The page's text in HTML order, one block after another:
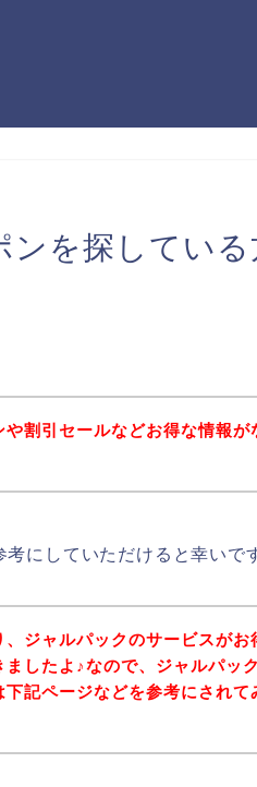
ンを探している
割引セールなどお得な情報が
にしていただけると幸いで
ジャルパックのサービスがお
したよ♪なので、ジャルパッ
記ページなどを参考にされて